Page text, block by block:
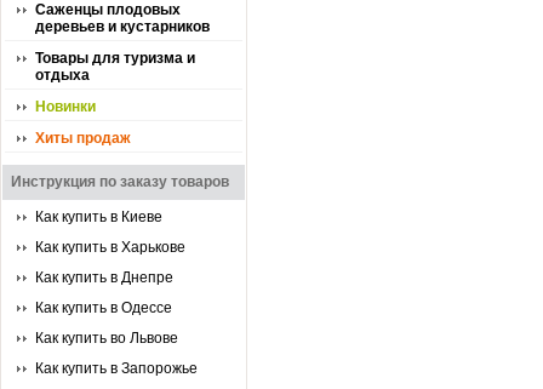
Саженцы плодовых
деревьев и кустарников
Товары для туризма и
отдыха
Новинки
Хиты продаж
Инструкция по заказу товаров
Как купить в Киеве
Как купить в Харькове
Как купить в Днепре
Как купить в Одессе
Как купить во Львове
Как купить в Запорожье